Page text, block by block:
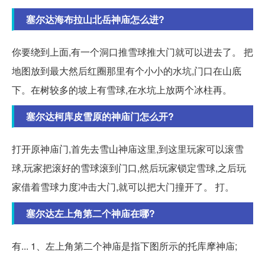
塞尔达海布拉山北岳神庙怎么进?
你要绕到上面,有一个洞口推雪球推大门就可以进去了。 把
地图放到最大然后红圈那里有个小小的水坑,门口在山底
下。在树较多的坡上有雪球,在水坑上放两个冰柱再。
塞尔达柯库皮雪原的神庙门怎么开?
打开原神庙门,首先去雪山神庙这里,到这里玩家可以滚雪
球,玩家把滚好的雪球滚到门口,然后玩家锁定雪球,之后玩
家借着雪球力度冲击大门,就可以把大门撞开了。 打。
塞尔达左上角第二个神庙在哪?
有... 1、左上角第二个神庙是指下图所示的托库摩神庙;